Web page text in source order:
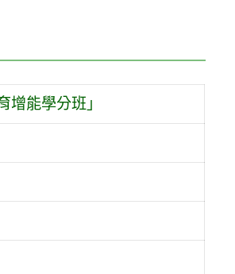
能學分班」